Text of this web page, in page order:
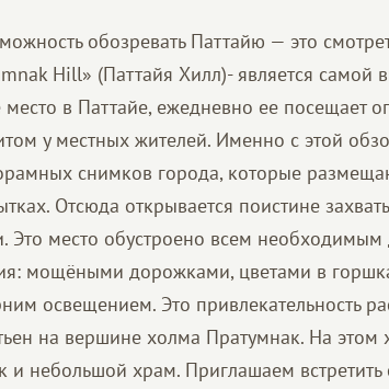
обозревать Паттайю — это
Hill» (Паттайя Хилл)- является самой
в Паттайе, ежедневно ее посещает
у местных жителей. Именно с этой
снимков города, которые
Отсюда открывается поистине
Это место обустроено всем необходимым
мощёными дорожками, цветами в
освещением. Это привлекательность
на вершине холма Пратумнак. На этом
и небольшой храм. Приглашаем